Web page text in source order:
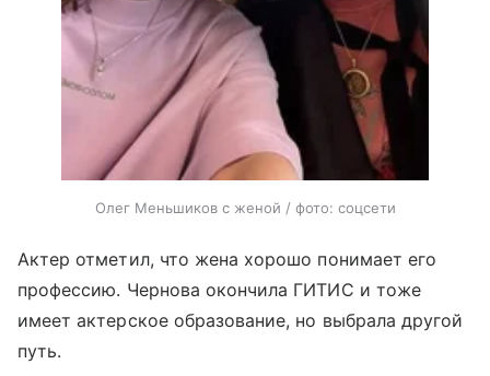
Олег Меньшиков с женой / фото: соцсети
Актер отметил, что жена хорошо понимает его
профессию. Чернова окончила ГИТИС и тоже
имеет актерское образование, но выбрала другой
путь.